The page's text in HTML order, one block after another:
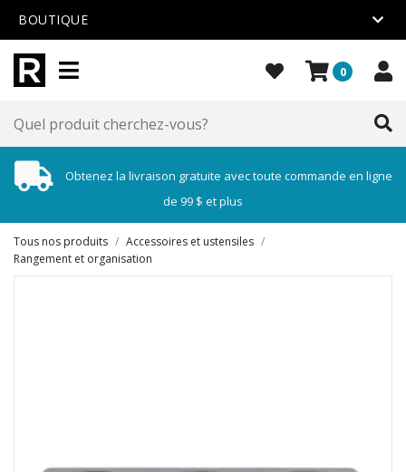
BOUTIQUE
0
Obtenez la livraison gratuite avec toute commande en ligne
de 99 $ et plus
Tous nos produits / Accessoires et ustensiles /
Rangement et organisation